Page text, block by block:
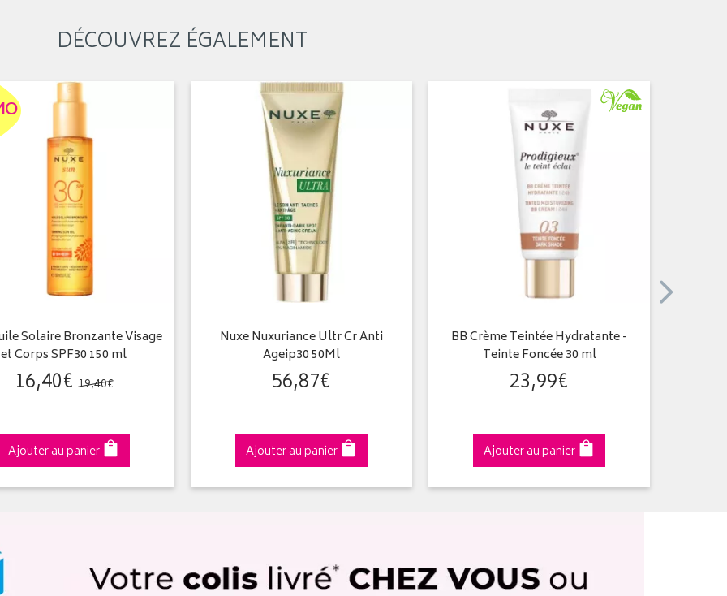
DÉCOUVREZ ÉGALEMENT
Solaire Bronzante Visage
et Corps SPF30 150 ml
16,40€ 19,40€
Ajouter au panier
Nuxe Nuxuriance Ultr Cr Anti
Ageip30 50Ml
56,87€
Ajouter au panier
BB Crème Teintée Hydratante -
Teinte Foncée 30 ml
23,99€
Ajouter au panier